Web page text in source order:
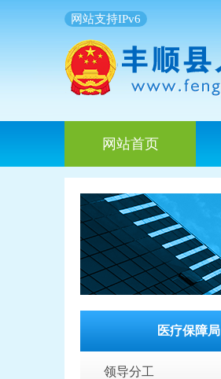
网站支持IPv6
网站首页
医疗保障局
领导分工